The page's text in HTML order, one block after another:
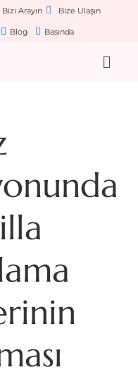
Bizi Arayın Bize Ulaşın
Blog Basında